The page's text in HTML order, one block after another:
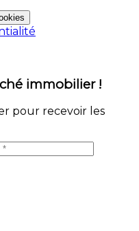
immobilier !
pour recevoir les